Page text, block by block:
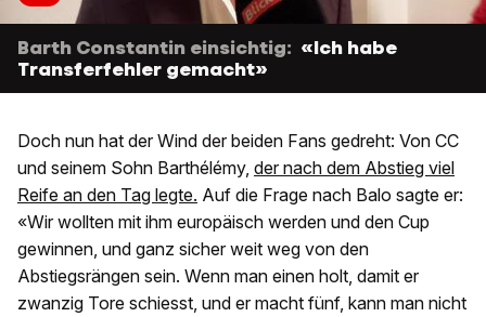
Barth Constantin einsichtig: «Ich habe
Transferfehler gemacht»
Doch nun hat der Wind der beiden Fans gedreht: Von CC
und seinem Sohn Barthélémy, der nach dem Abstieg viel
Reife an den Tag legte. Auf die Frage nach Balo sagte er:
«Wir wollten mit ihm europäisch werden und den Cup
gewinnen, und ganz sicher weit weg von den
Abstiegsrängen sein. Wenn man einen holt, damit er
zwanzig Tore schiesst, und er macht fünf, kann man nicht